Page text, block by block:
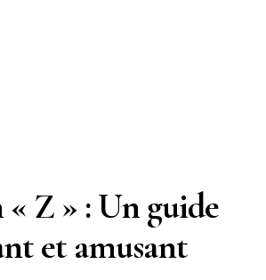
Z » : Un guide
et amusant